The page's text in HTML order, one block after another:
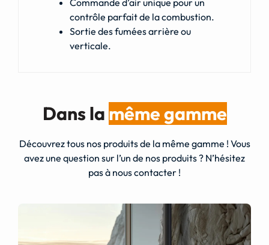
Commande d’air unique pour un
contrôle parfait de la combustion.
Sortie des fumées arrière ou
verticale.
Dans la même gamme
Découvrez tous nos produits de la même gamme ! Vous
avez une question sur l’un de nos produits ? N’hésitez
pas à nous contacter !